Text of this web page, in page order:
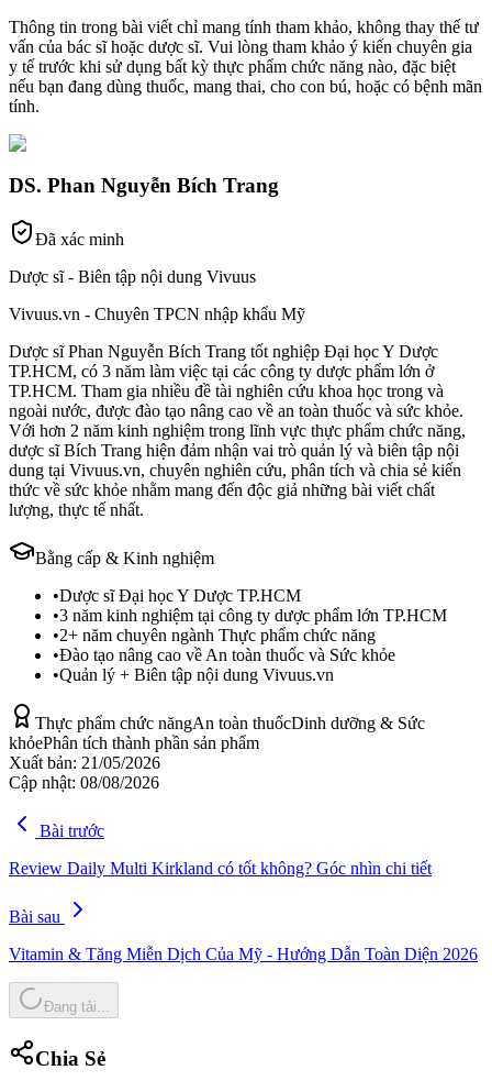
Thông tin trong bài viết chỉ mang tính tham khảo, không thay thế tư
vấn của bác sĩ hoặc dược sĩ. Vui lòng tham khảo ý kiến chuyên gia
y tế trước khi sử dụng bất kỳ thực phẩm chức năng nào, đặc biệt
nếu bạn đang dùng thuốc, mang thai, cho con bú, hoặc có bệnh mãn
tính.
DS. Phan Nguyễn Bích Trang
Đã xác minh
Dược sĩ - Biên tập nội dung Vivuus
Vivuus.vn - Chuyên TPCN nhập khẩu Mỹ
Dược sĩ Phan Nguyễn Bích Trang tốt nghiệp Đại học Y Dược
TP.HCM, có 3 năm làm việc tại các công ty dược phẩm lớn ở
TP.HCM. Tham gia nhiều đề tài nghiên cứu khoa học trong và
ngoài nước, được đào tạo nâng cao về an toàn thuốc và sức khỏe.
Với hơn 2 năm kinh nghiệm trong lĩnh vực thực phẩm chức năng,
dược sĩ Bích Trang hiện đảm nhận vai trò quản lý và biên tập nội
dung tại Vivuus.vn, chuyên nghiên cứu, phân tích và chia sẻ kiến
thức về sức khỏe nhằm mang đến độc giả những bài viết chất
lượng, thực tế nhất.
Bằng cấp & Kinh nghiệm
•Dược sĩ Đại học Y Dược TP.HCM
•3 năm kinh nghiệm tại công ty dược phẩm lớn TP.HCM
•2+ năm chuyên ngành Thực phẩm chức năng
•Đào tạo nâng cao về An toàn thuốc và Sức khỏe
•Quản lý + Biên tập nội dung Vivuus.vn
Thực phẩm chức năngAn toàn thuốcDinh dưỡng & Sức
khỏePhân tích thành phần sản phẩm
Xuất bản: 21/05/2026
Cập nhật: 08/08/2026
Bài trước
Review Daily Multi Kirkland có tốt không? Góc nhìn chi tiết
Bài sau
Vitamin & Tăng Miễn Dịch Của Mỹ - Hướng Dẫn Toàn Diện 2026
Đang tải...
Chia Sẻ